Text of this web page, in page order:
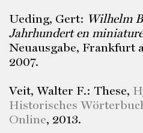
Ueding, Gert: Wilhelm
Jahrhundert en miniature
Neuausgabe, Frankfurt
2007.
Veit, Walter F.: These,
Historisches
Online, 2013.